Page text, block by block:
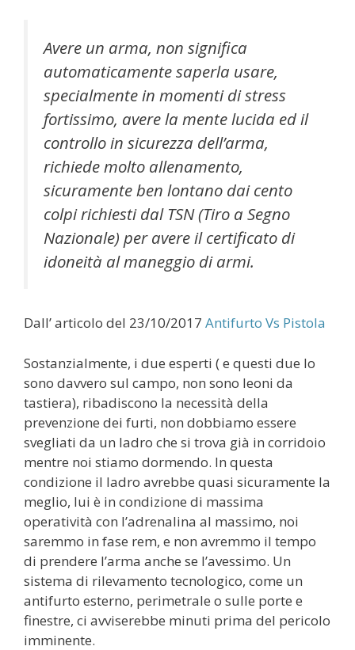
Avere un arma, non significa
automaticamente saperla usare,
specialmente in momenti di stress
fortissimo, avere la mente lucida ed il
controllo in sicurezza dell’arma,
richiede molto allenamento,
sicuramente ben lontano dai cento
colpi richiesti dal TSN (Tiro a Segno
Nazionale) per avere il certificato di
idoneità al maneggio di armi.
Dall’ articolo del 23/10/2017 Antifurto Vs Pistola
Sostanzialmente, i due esperti ( e questi due lo
sono davvero sul campo, non sono leoni da
tastiera), ribadiscono la necessità della
prevenzione dei furti, non dobbiamo essere
svegliati da un ladro che si trova già in corridoio
mentre noi stiamo dormendo. In questa
condizione il ladro avrebbe quasi sicuramente la
meglio, lui è in condizione di massima
operatività con l’adrenalina al massimo, noi
saremmo in fase rem, e non avremmo il tempo
di prendere l’arma anche se l’avessimo. Un
sistema di rilevamento tecnologico, come un
antifurto esterno, perimetrale o sulle porte e
finestre, ci avviserebbe minuti prima del pericolo
imminente.